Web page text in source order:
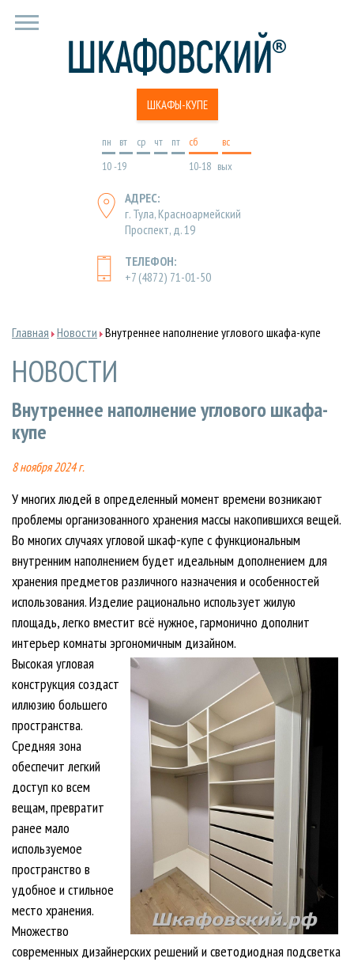
ШКАФЫ-КУПЕ
пн вт ср чт
пт
10 -19
cб
вс
10-18 вых
АДРЕС:
г. Тула, Красноармейский
Проспект, д. 19
ТЕЛЕФОН:
+7 (4872) 71-01-50
Главная Новости Внутреннее наполнение углового шкафа-купе
НОВОСТИ
Внутреннее наполнение углового шкафа-
купе
8 ноября 2024 г.
У многих людей в определенный момент времени возникают
проблемы организованного хранения массы накопившихся вещей.
Во многих случаях угловой шкаф-купе с функциональным
внутренним наполнением будет идеальным дополнением для
хранения предметов различного назначения и особенностей
использования. Изделие рационально использует жилую
площадь, легко вместит всё нужное, гармонично дополнит
интерьер комнаты эргономичным дизайном.
Высокая угловая
конструкция создаст
иллюзию большего
пространства.
Средняя зона
обеспечит легкий
доступ ко всем
вещам, превратит
ранее мало
используемое
пространство в
удобное и стильное
место хранения.
Множество
современных дизайнерских решений и светодиодная подсветка